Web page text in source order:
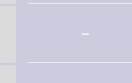
ー